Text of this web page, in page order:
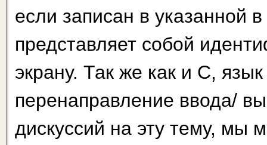
если записан в
представляет собой
экрану. Так же как и С,
перенаправление ввода/
дискуссий на эту тему, мы